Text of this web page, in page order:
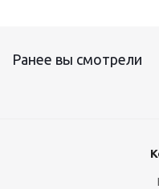
Ранее вы смотрели